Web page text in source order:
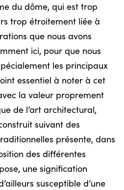
du dôme, qui est trop
trop étroitement liée à
que nous avons
ici, pour que nous
les principaux
essentiel à noter à cet
la valeur proprement
de l’art architectural,
suivant des
présente, dans
des différentes
une signification
susceptible d’une